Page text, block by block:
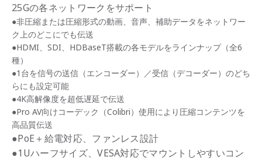
25Gの各ネットワークをサポート
●非圧縮または圧縮形式の動画、音声、補助データをネットワー
ク上のどこにでも伝送
●HDMI、SDI、HDBaseT搭載の各モデルをラインナップ（全6
種）
●1台を信号の送信（エンコーダー）／受信（デコーダー）のどち
らにも設定可能
●4K高解像度を超低遅延で伝送
●Pro AV向けコーデック（Colibri）使用により圧縮コンテンツを
高品質伝送
●PoE＋給電対応、ファンレス設計
●1Uハーフサイズ、VESA対応でマウントしやすいコン